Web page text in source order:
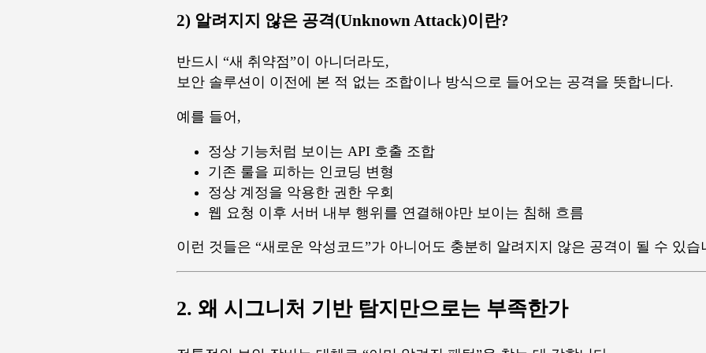
2) 알려지지 않은 공격(Unknown Attack)이란?
반드시 “새 취약점”이 아니더라도,
보안 솔루션이 이전에 본 적 없는 조합이나 방식으로 들어오는 공격을 뜻합니다.
예를 들어,
정상 기능처럼 보이는 API 호출 조합
기존 룰을 피하는 인코딩 변형
정상 계정을 악용한 권한 우회
웹 요청 이후 서버 내부 행위를 연결해야만 보이는 침해 흐름
이런 것들은 “새로운 악성코드”가 아니어도 충분히 알려지지 않은 공격이 될 수 있습
2. 왜 시그니처 기반 탐지만으로는 부족한가